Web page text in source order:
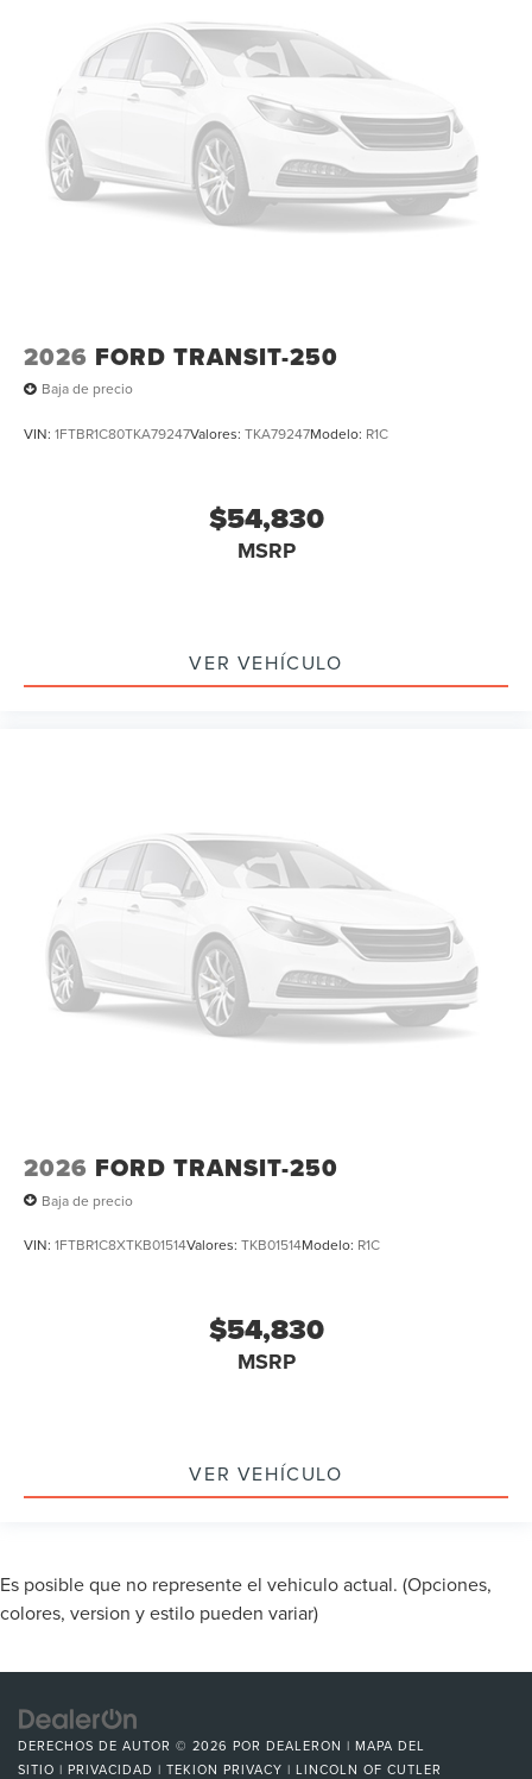
2026 FORD TRANSIT-250
Baja de precio
VIN: 1FTBR1C80TKA79247Valores: TKA79247Modelo: R1C
$54,830
MSRP
VER VEHÍCULO
2026 FORD TRANSIT-250
Baja de precio
VIN: 1FTBR1C8XTKB01514Valores: TKB01514Modelo: R1C
$54,830
MSRP
VER VEHÍCULO
Es posible que no represente el vehiculo actual. (Opciones,
colores, version y estilo pueden variar)
DERECHOS DE AUTOR © 2026 POR DEALERON | MAPA DEL
SITIO | PRIVACIDAD | TEKION PRIVACY | LINCOLN OF CUTLER